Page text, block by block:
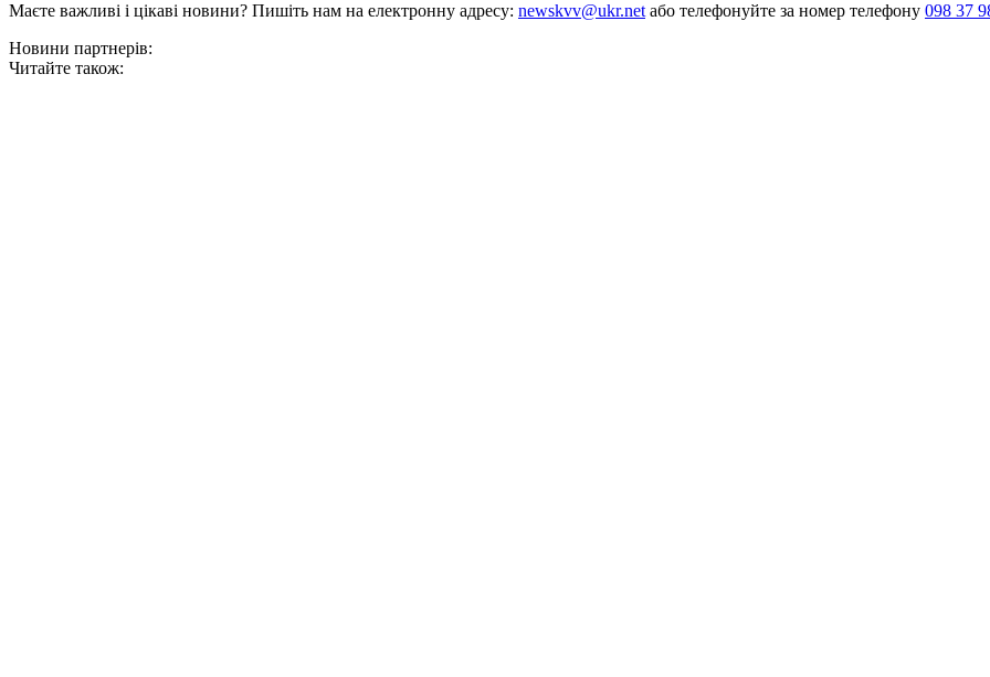
Маєте важливі і цікаві новини? Пишіть нам на електронну адресу: newskvv@ukr.netабо телефонуйте за номер телефону 098 37
Новини партнерів:
Читайте також: